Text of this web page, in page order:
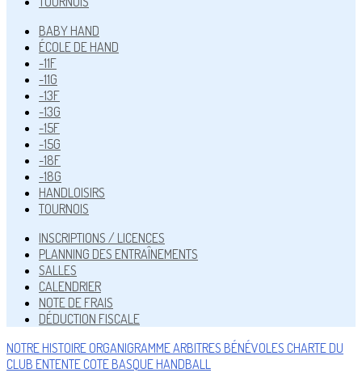
BABY HAND
ÉCOLE DE HAND
-11F
-11G
-13F
-13G
-15F
-15G
-18F
-18G
HANDLOISIRS
TOURNOIS
INSCRIPTIONS / LICENCES
PLANNING DES ENTRAÎNEMENTS
SALLES
CALENDRIER
NOTE DE FRAIS
DÉDUCTION FISCALE
NOTRE HISTOIRE ORGANIGRAMMEARBITRES BÉNÉVOLES CHARTE DU
CLUB ENTENTE COTE BASQUE HANDBALL